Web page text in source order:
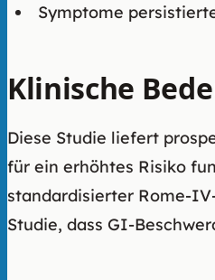
Symptome
Klinische
Diese Studie liefert
für ein erhöhtes Risiko
standardisierter Rome-
Studie, dass GI-